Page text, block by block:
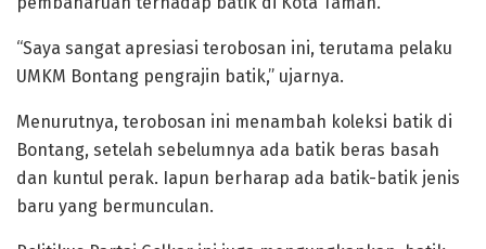
“Saya sangat apresiasi terobosan ini, terutama pelaku
UMKM Bontang pengrajin batik,” ujarnya.
Menurutnya, terobosan ini menambah koleksi batik di
Bontang, setelah sebelumnya ada batik beras basah
dan kuntul perak. Iapun berharap ada batik-batik jenis
baru yang bermunculan.